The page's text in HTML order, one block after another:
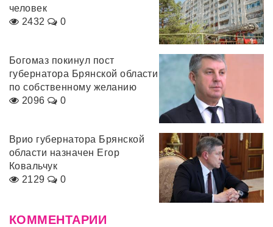
человек
2432
0
Богомаз покинул пост
губернатора Брянской области
по собственному желанию
2096
0
Врио губернатора Брянской
области назначен Егор
Ковальчук
2129
0
КОММЕНТАРИИ